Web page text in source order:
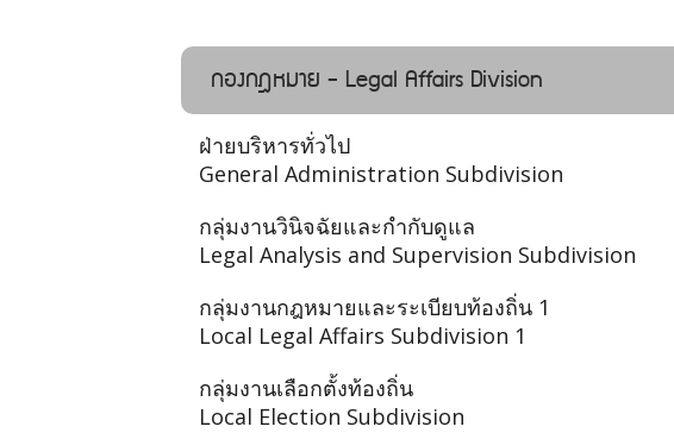
กองกฎหมาย - Legal Affairs Division
ฝ่ายบริหารทั่วไป
General Administration Subdivision
กลุ่มงานวินิจฉัยและกำกับดูแล
Legal Analysis and Supervision Subdivision
กลุ่มงานกฎหมายและระเบียบท้องถิ่น 1
Local Legal Affairs Subdivision 1
กลุ่มงานเลือกตั้งท้องถิ่น
Local Election Subdivision